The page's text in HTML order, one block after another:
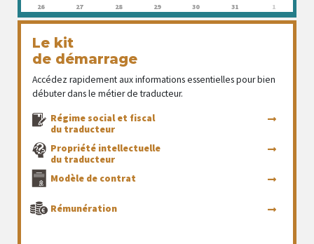
26
27 28 29 30 31 1
Le kit
de démarrage
Accédez rapidement aux informations essentielles pour bien
débuter dans le métier de traducteur.
Régime social et fiscal
du traducteur
Propriété intellectuelle
du traducteur
Modèle de contrat
Rémunération